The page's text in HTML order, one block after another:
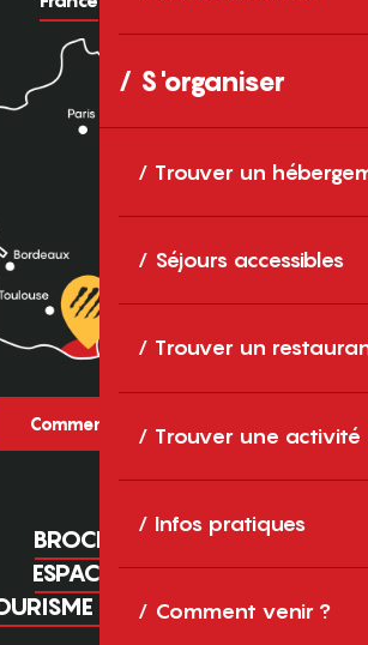
S'organiser
Trouver un
Séjours accessibles
Trouver un
Trouver une activité
Infos pratiques
Comment venir ?
Comment venir ?
BROCHURES
ESPACE PRO
D'AFFAIRES